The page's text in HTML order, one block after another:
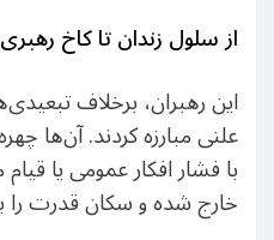
از سلول زندان تا کاخ رهبری
این رهبران، برخلاف
علنی مبارزه کردند. آن‌ها
با فشار افکار عمومی یا
خارج شده و سکان قدرت